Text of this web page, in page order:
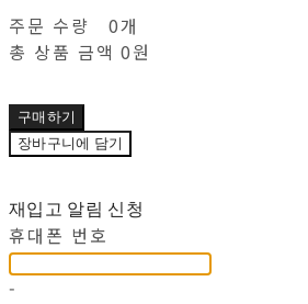
주문 수량
0개
총 상품 금액 0원
구매하기
장바구니에 담기
재입고 알림 신청
휴대폰 번호
-